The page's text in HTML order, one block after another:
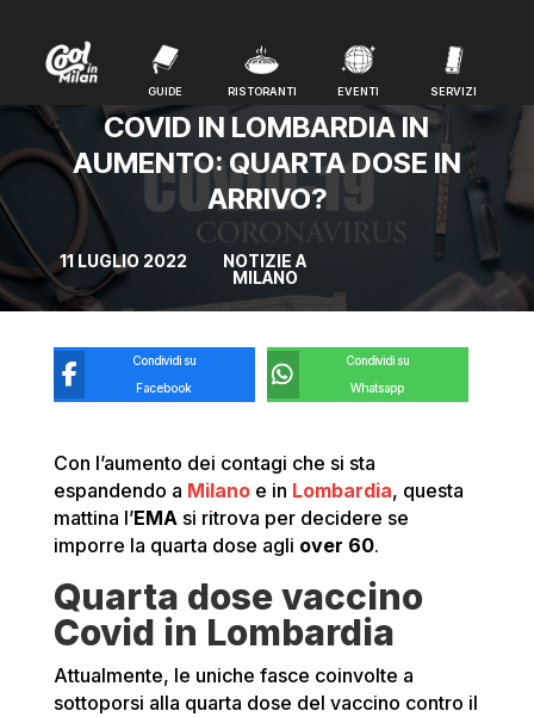
GUIDE RISTORANTI EVENTI SERVIZI
GUIDE RISTORANTI EVENTI SERVIZI
COVID IN LOMBARDIA IN
AUMENTO: QUARTA DOSE IN
ARRIVO?
11 LUGLIO 2022
NOTIZIE A
MILANO
Condividi su
Facebook
Condividi su
Whatsapp
Con l’aumento dei contagi che si sta
espandendo a Milanoe in Lombardia, questa
mattina l’EMAsi ritrova per decidere se
imporre la quarta dose agli over 60.
Quarta dose vaccino
Covid in Lombardia
Attualmente, le uniche fasce coinvolte a
sottoporsi alla quarta dose del vaccino contro il